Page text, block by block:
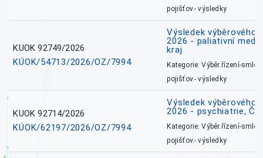
pojišťov.- výsledky
KUOK 92749/2026
KÚOK/54713/2026/OZ/7994
Výsledek výběrového
2026 - paliativní
kraj
Kategorie: Výběr.řízení-
pojišťov.- výsledky
KUOK 92714/2026
KÚOK/62197/2026/OZ/7994
Výsledek výběrového
2026 - psychiatrie,
Kategorie: Výběr.řízení-
pojišťov.- výsledky